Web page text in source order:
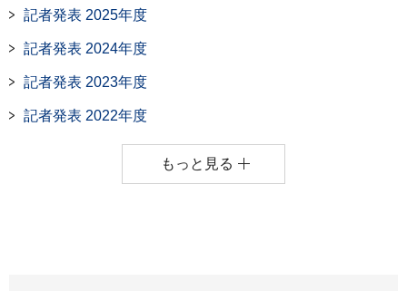
記者発表 2025年度
記者発表 2024年度
記者発表 2023年度
記者発表 2022年度
もっと見る